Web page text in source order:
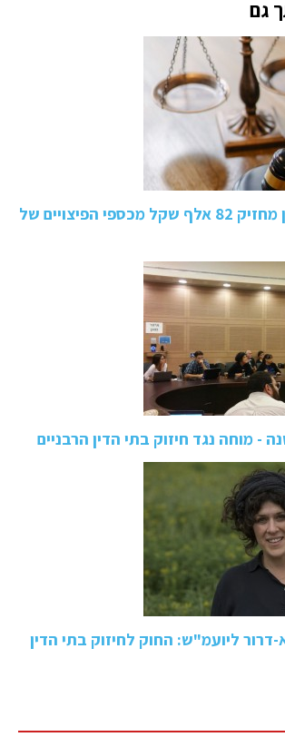
גם
תביעה: עורך דין מחזיק 82 אלף שקל מכספי הפיצויים של
ליועמ"ש: החוק לחיזוק בתי הדין